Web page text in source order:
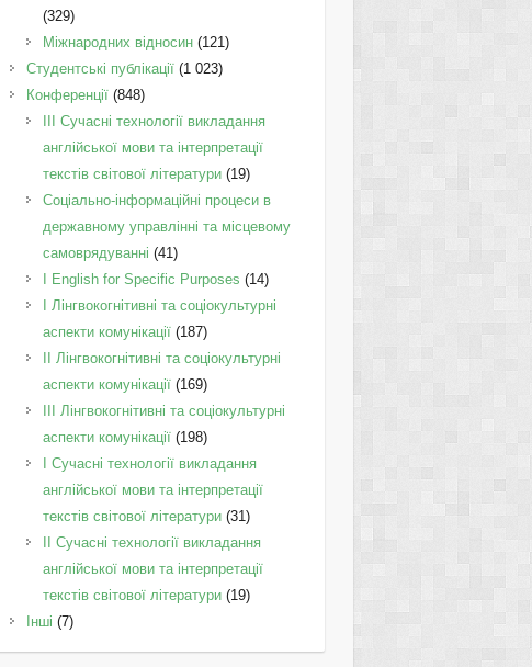
(329)
Міжнародних відносин(121)
Студентські публікації(1 023)
Конференції(848)
III Сучасні технології викладання
англійської мови та інтерпретації
текстів світової літератури(19)
Соціально-інформаційні процеси в
державному управлінні та місцевому
самоврядуванні (41)
І English for Specific Purposes (14)
I Лінгвокогнітивні та соціокультурні
аспекти комунікації(187)
IІ Лінгвокогнітивні та соціокультурні
аспекти комунікації(169)
IІI Лінгвокогнітивні та соціокультурні
аспекти комунікації(198)
I Cучасні технології викладання
англійської мови та інтерпретації
текстів світової літератури(31)
II Cучасні технології викладання
англійської мови та інтерпретації
текстів світової літератури(19)
Інші (7)